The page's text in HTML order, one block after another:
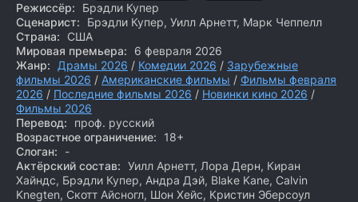
Режиссёр:
Брэдли Купер
Сценарист:
Брэдли Купер, Уилл Арнетт, Марк Чеппелл
Страна:
США
Мировая премьера:
6 февраля 2026
Жанр:
Драмы 2026 / Комедии 2026 / Зарубежные
фильмы 2026 / Американские фильмы / Фильмы февраля
2026 / Последние фильмы 2026 / Новинки кино 2026 /
Фильмы 2026
Перевод:
проф. русский
Возрастное ограничение:
18+
Слоган:
-
Актёрский состав: Уилл Арнетт, Лора Дерн, Киран
Хайндс, Брэдли Купер, Андра Дэй, Blake Kane, Calvin
Knegten, Скотт Айсногл, Шон Хейс, Кристин Эберсоул